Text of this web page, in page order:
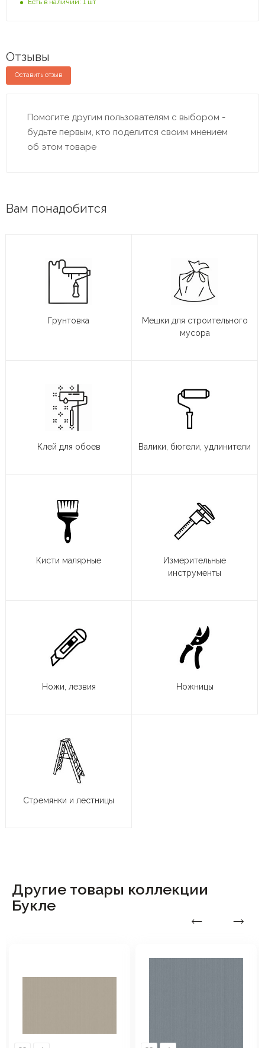
Отзывы
Оставить отзыв
Помогите другим пользователям с выбором -
будьте первым, кто поделится своим мнением
об этом товаре
Вам понадобится
Грунтовка
Мешки для строительного
мусора
Клей для обоев Валики, бюгели, удлинители
Кисти малярные
Измерительные
инструменты
Ножи, лезвия Ножницы
Стремянки и лестницы
Другие товары коллекции
Букле